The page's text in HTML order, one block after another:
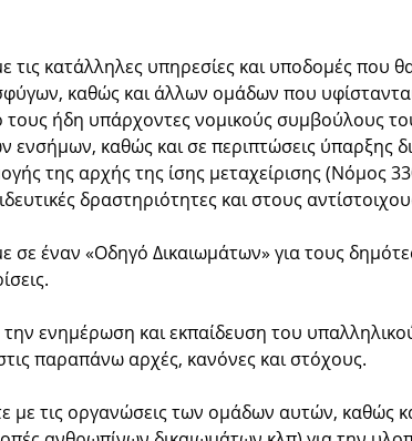
τις κατάλληλες υπηρεσίες και υποδομές
καθώς και άλλων ομάδων που
τους ήδη υπάρχοντες νομικούς συμβούλους
ενσήμων, καθώς και σε περιπτώσεις
της αρχής της ίσης μεταχείρισης (Νόμος
δραστηριότητες και στους
σε έναν «Οδηγό Δικαιωμάτων» για τους
ενημέρωση και εκπαίδευση του
παραπάνω αρχές, κανόνες και στόχους.
τις οργανώσεις των ομάδων αυτών, καθώς